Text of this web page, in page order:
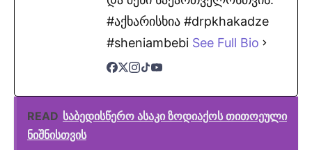
#აქხარისხია #drpkhakadze
#sheniambebi See Full Bio
READ საბედისწერო ასაკი ზოდიაქოს თითოეული
ნიშნისთვის